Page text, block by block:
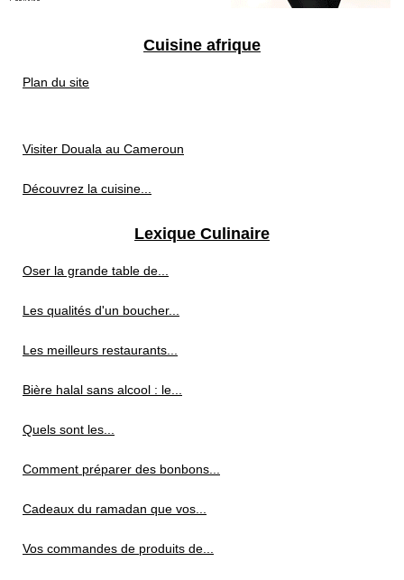
Cuisine afrique
Plan du site
Visiter Douala au Cameroun
Découvrez la cuisine...
Lexique Culinaire
Oser la grande table de...
Les qualités d'un boucher...
Les meilleurs restaurants...
Bière halal sans alcool : le...
Quels sont les...
Comment préparer des bonbons...
Cadeaux du ramadan que vos...
Vos commandes de produits de...